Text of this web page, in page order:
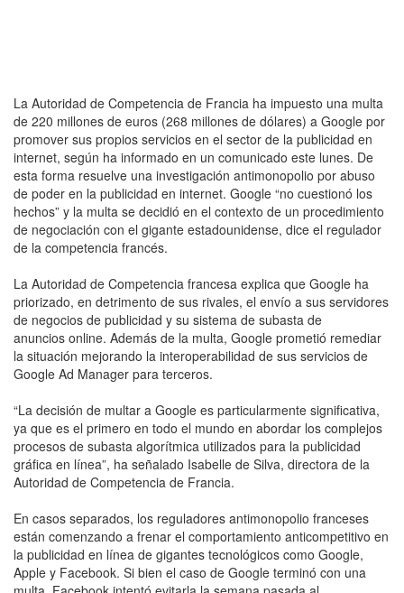
La Autoridad de Competencia de Francia ha impuesto una multa
de 220 millones de euros (268 millones de dólares) a Google por
promover sus propios servicios en el sector de la publicidad en
internet, según ha informado en un comunicado este lunes. De
esta forma resuelve una investigación antimonopolio por abuso
de poder en la publicidad en internet. Google “no cuestionó los
hechos” y la multa se decidió en el contexto de un procedimiento
de negociación con el gigante estadounidense, dice el regulador
de la competencia francés.
La Autoridad de Competencia francesa explica que Google ha
priorizado, en detrimento de sus rivales, el envío a sus servidores
de negocios de publicidad y su sistema de subasta de
anuncios online. Además de la multa, Google prometió remediar
la situación mejorando la interoperabilidad de sus servicios de
Google Ad Manager para terceros.
“La decisión de multar a Google es particularmente significativa,
ya que es el primero en todo el mundo en abordar los complejos
procesos de subasta algorítmica utilizados para la publicidad
gráfica en línea”, ha señalado Isabelle de Silva, directora de la
Autoridad de Competencia de Francia.
En casos separados, los reguladores antimonopolio franceses
están comenzando a frenar el comportamiento anticompetitivo en
la publicidad en línea de gigantes tecnológicos como Google,
Apple y Facebook. Si bien el caso de Google terminó con una